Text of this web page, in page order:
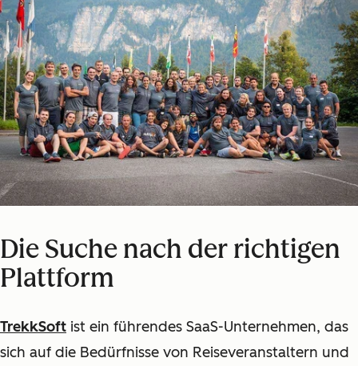
Die Suche nach der richtigen
Plattform
TrekkSoft ist ein führendes SaaS-Unternehmen, das
sich auf die Bedürfnisse von Reiseveranstaltern und